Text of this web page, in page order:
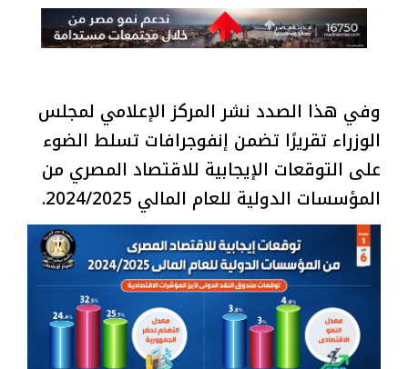
وفي هذا الصدد نشر المركز الإعلامي لمجلس
الوزراء تقريرًا تضمن إنفوجرافات تسلط الضوء
على التوقعات الإيجابية للاقتصاد المصري من
المؤسسات الدولية للعام المالي 2024/2025.